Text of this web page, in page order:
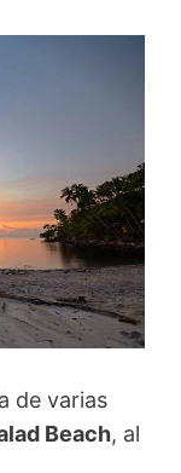
de varias
Beach, al